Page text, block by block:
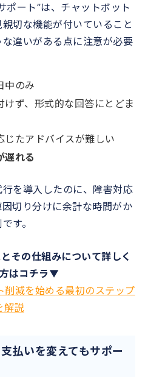
ポート”は、チャットボット
切な機能が付いていること
違いがある点に注意が必要
中のみ
けず、形式的な回答にとどま
じたアドバイスが難しい
遅れる
を導入したのに、障害対応
切り分けに余計な時間がか
す。
その仕組みについて詳しく
はコチラ ▼
削減を始める最初のステップ
解説
払いを変えてもサポー